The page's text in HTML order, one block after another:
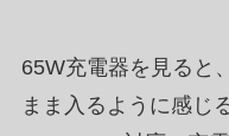
65W充電器を見ると
まま入るように感じ